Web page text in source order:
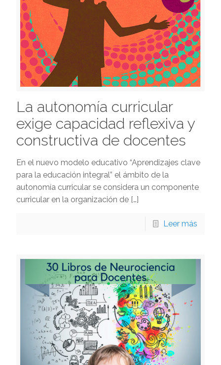
La autonomía curricular
exige capacidad reflexiva y
constructiva de docentes
En el nuevo modelo educativo “Aprendizajes clave
para la educación integral” el ámbito de la
autonomía curricular se considera un componente
curricular en la organización de […]
Leer más